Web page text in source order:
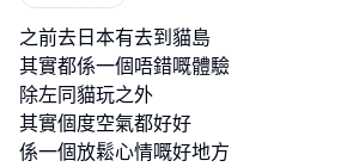
之前去日本有去到貓島
其實都係一個唔錯嘅體驗
除左同貓玩之外
其實個度空氣都好好